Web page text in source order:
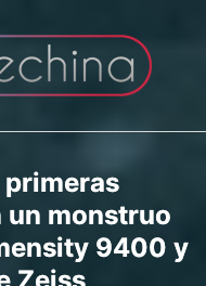
primeras
monstruo
9400 y